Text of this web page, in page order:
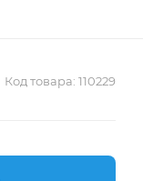
Код товара: 110229